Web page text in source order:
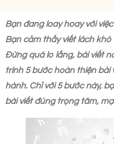
Bạn đang loay hoay với
Bạn cảm thấy viết lách
Đừng quá lo lắng, bài viết
trình 5 bước hoàn thiện bài
hành. Chỉ với 5 bước này,
bài viết đúng trọng tâm,